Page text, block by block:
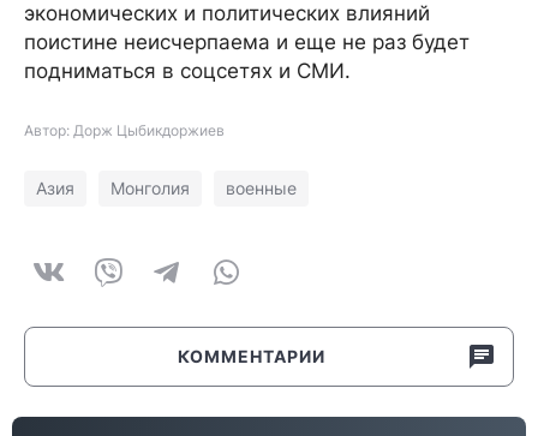
экономических и политических влияний
поистине неисчерпаема и еще не раз будет
подниматься в соцсетях и СМИ.
Автор: Дорж Цыбикдоржиев
Азия Монголия военные
КОММЕНТАРИИ